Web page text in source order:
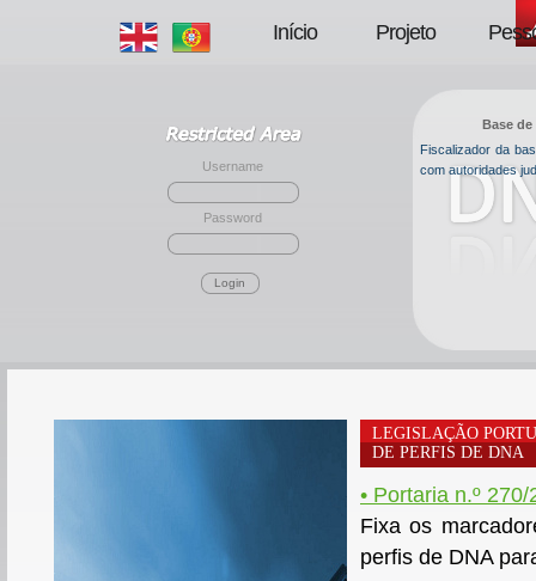
Base
Fiscalizador da
com autoridades
Username
Password
Login
Início Projeto
LEGISLAÇÃO
DE PERFIS DE DNA
• Portaria n.º
Fixa os
perfis de DNA